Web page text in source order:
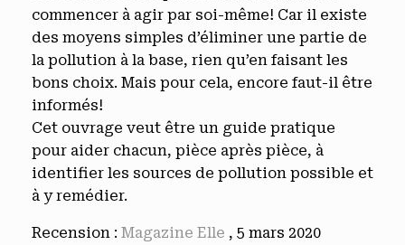
commencer à agir par soi-même! Car il existe
des moyens simples d’éliminer une partie de
la pollution à la base, rien qu’en faisant les
bons choix. Mais pour cela, encore faut-il être
informés!
Cet ouvrage veut être un guide pratique
pour aider chacun, pièce après pièce, à
identifier les sources de pollution possible et
à y remédier.
Recension : Magazine Elle , 5 mars 2020